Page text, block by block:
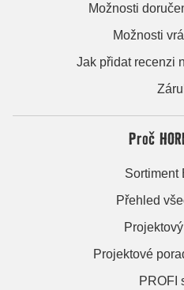
Možnosti
Možnosti
Jak přidat recenzi
Proč
Sortiment
Přehled
Projektové
PROFI